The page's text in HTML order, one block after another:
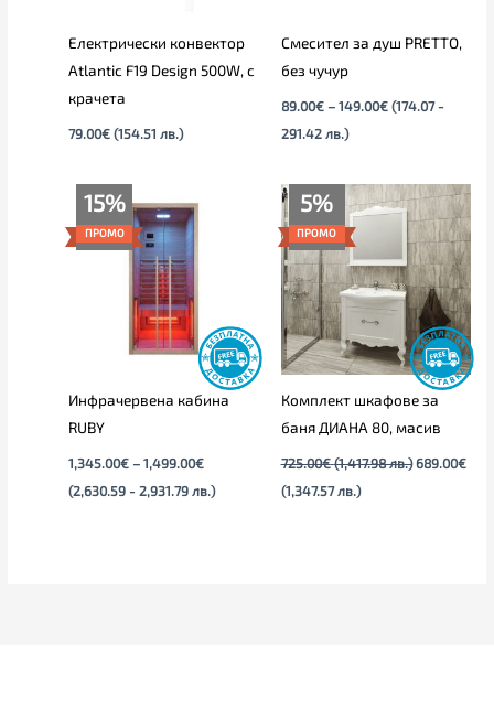
Електрически конвектор
Atlantic F19 Design 500W, с
крачета
79.00€ (154.51 лв.)
Смесител за душ PRETTO,
без чучур
89.00€ – 149.00€ (174.07 -
291.42 лв.)
15%
ПРОМО
Инфрачервена кабина
RUBY
1,345.00€ – 1,499.00€
(2,630.59 - 2,931.79 лв.)
5%
ПРОМО
Комплект шкафове за
баня ДИАНА 80, масив
725.00€ (1,417.98 лв.)
Original
was:
725.00€
(1,417.98
лв.).
689.00€
(1,347.57 лв.)
Текущата
цена
689.00€
(1,347.57
лв.).